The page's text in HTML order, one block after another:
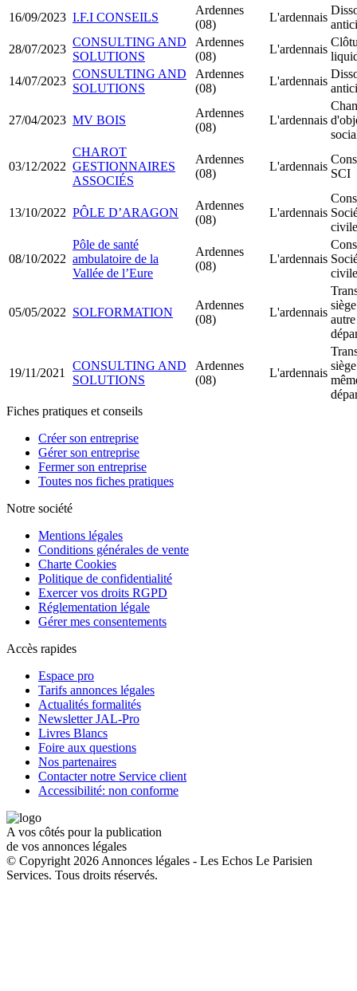
16/09/2023 I.F.I CONSEILS
Ardennes
(08)
L'ardennais
28/07/2023
CONSULTING AND
SOLUTIONS
Ardennes
(08)
L'ardennais
14/07/2023
CONSULTING AND
SOLUTIONS
Ardennes
(08)
L'ardennais
27/04/2023 MV BOIS
Ardennes
(08)
L'ardennais
03/12/2022
CHAROT
GESTIONNAIRES
ASSOCIÉS
Ardennes
(08)
L'ardennais
SCI
13/10/2022 PÔLE D’ARAGON
Ardennes
(08)
L'ardennais
civile
08/10/2022
Pôle de santé
ambulatoire de la
Vallée de l’Eure
Ardennes
(08)
L'ardennais
civile
05/05/2022 SOLFORMATION
Ardennes
(08)
L'ardennais
autre
19/11/2021
CONSULTING AND
SOLUTIONS
Ardennes
(08)
L'ardennais
Fiches pratiques et conseils
Créer son entreprise
Gérer son entreprise
Fermer son entreprise
Toutes nos fiches pratiques
Notre société
Mentions légales
Conditions générales de vente
Charte Cookies
Politique de confidentialité
Exercer vos droits RGPD
Réglementation légale
Gérer mes consentements
Accès rapides
Espace pro
Tarifs annonces légales
Actualités formalités
Newsletter JAL-Pro
Livres Blancs
Foire aux questions
Nos partenaires
Contacter notre Service client
Accessibilité: non conforme
A vos côtés pour la publication
de vos annonces légales
© Copyright 2026 Annonces légales - Les Echos Le Parisien
Services. Tous droits réservés.